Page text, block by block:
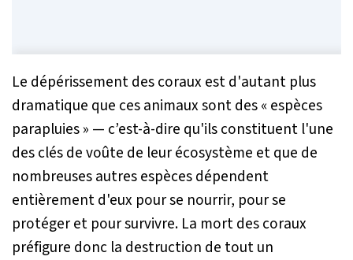
Le dépérissement des coraux est d'autant plus
dramatique que ces animaux sont des « espèces
parapluies » — c’est-à-dire qu'ils constituent l'une
des clés de voûte de leur écosystème et que de
nombreuses autres espèces dépendent
entièrement d'eux pour se nourrir, pour se
protéger et pour survivre. La mort des coraux
préfigure donc la destruction de tout un